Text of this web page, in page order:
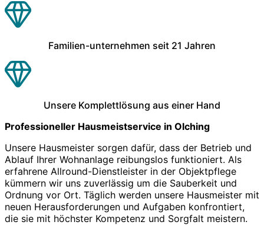
Familien-unternehmen seit 21 Jahren
Unsere Komplettlösung aus einer Hand
Professioneller Hausmeistservice in Olching
Unsere Hausmeister sorgen dafür, dass der Betrieb und
Ablauf Ihrer Wohnanlage reibungslos funktioniert. Als
erfahrene Allround-Dienstleister in der Objektpflege
kümmern wir uns zuverlässig um die Sauberkeit und
Ordnung vor Ort. Täglich werden unsere Hausmeister mit
neuen Herausforderungen und Aufgaben konfrontiert,
die sie mit höchster Kompetenz und Sorgfalt meistern.